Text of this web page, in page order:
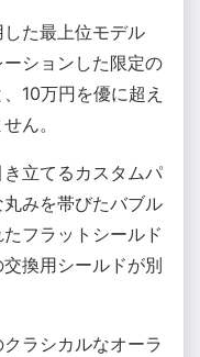
た最上位モデル
ションした限定の
10万円を優に超え
ん。
立てるカスタムパ
みを帯びたバブル
フラットシールド
換用シールドが別
ラシカルなオーラ